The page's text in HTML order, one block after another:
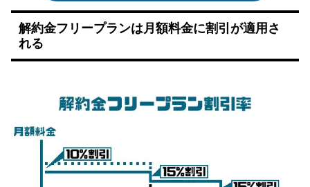
解約金フリープランは月額料金に割引が適用さ
れる